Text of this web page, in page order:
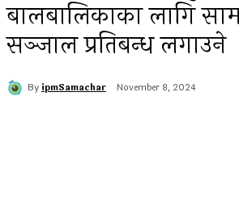
बालबालिकाका लागि
सञ्जाल प्रतिबन्ध लगाउने
By ipmSamachar November 8, 2024